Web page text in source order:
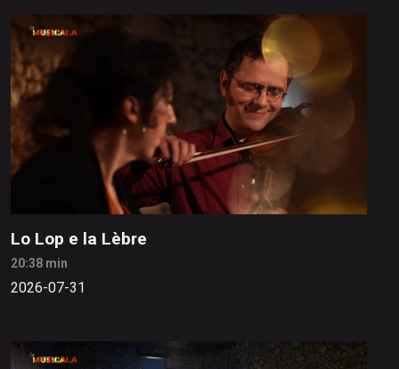
Lo Lop e la Lèbre
20:38 min
2026-07-31